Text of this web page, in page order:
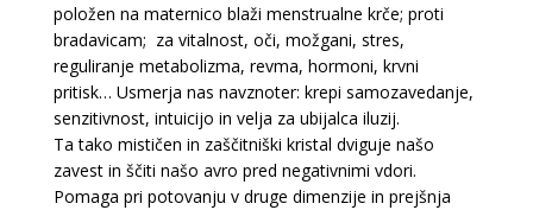
položen na maternico blaži menstrualne krče; proti
bradavicam; za vitalnost, oči, možgani, stres,
reguliranje metabolizma, revma, hormoni, krvni
pritisk… Usmerja nas navznoter: krepi samozavedanje,
senzitivnost, intuicijo in velja za ubijalca iluzij.
Ta tako mističen in zaščitniški kristal dviguje našo
zavest in ščiti našo avro pred negativnimi vdori.
Pomaga pri potovanju v druge dimenzije in prejšnja